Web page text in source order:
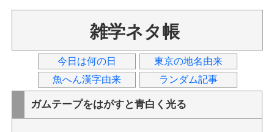
雑学ネタ帳
今日は何の日
東京の地名由来
魚へん漢字由来
ランダム記事
ガムテープをはがすと青白く光る